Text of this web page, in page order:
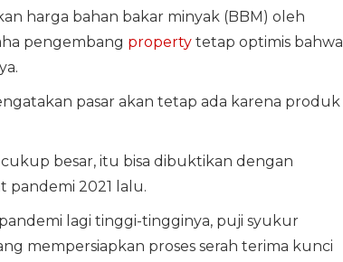
harga bahan bakar minyak (BBM) oleh
pengembang propertytetap optimis bahwa
pasar akan tetap ada karena produk
besar, itu bisa dibuktikan dengan
pandemi 2021 lalu.
lagi tinggi-tingginya, puji syukur
mempersiapkan proses serah terima kunci